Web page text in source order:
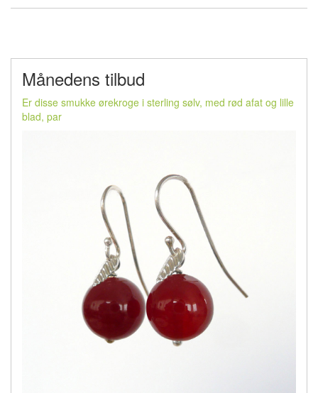
Månedens tilbud
Er disse smukke ørekroge i sterling sølv, med rød afat og lille
blad, par